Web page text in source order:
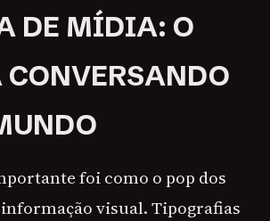
DE MÍDIA: O
foi como o pop dos
visual. Tipografias